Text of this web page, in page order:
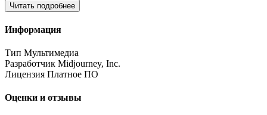
Читать подробнее
Информация
Тип Мультимедиа
Разработчик Midjourney, Inc.
Лицензия Платное ПО
Оценки и отзывы